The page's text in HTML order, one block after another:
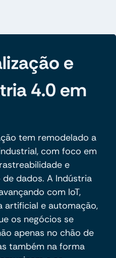
e
4.0 em
tem remodelado a
com foco em
e
dados. A Indústria
com IoT,
artificial e automação,
os negócios se
apenas no chão de
também na forma